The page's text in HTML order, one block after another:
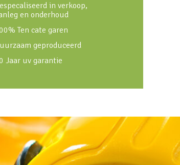
in verkoop,
en onderhoud
Ten cate garen
geproduceerd
Jaar uv garantie